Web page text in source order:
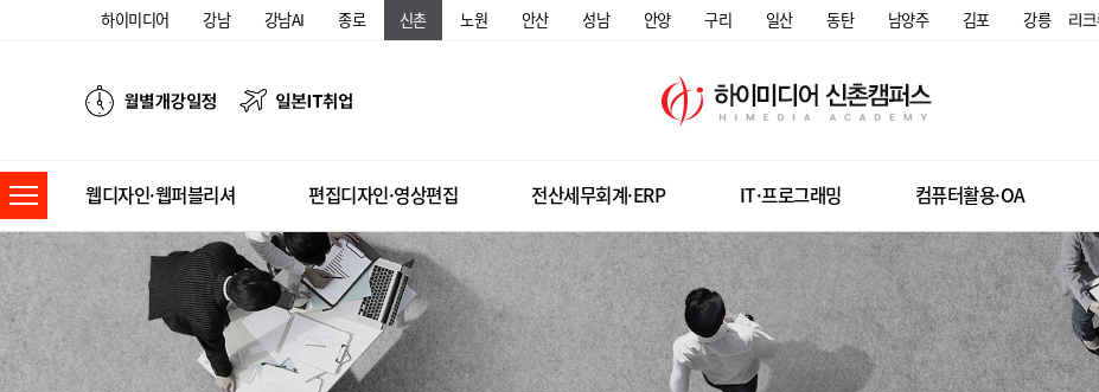
하이미디어 강남 강남AI 종로 신촌 노원 안산 성남 안양 구리 일산 동탄 남양주 김포 강릉
웹디자인·웹퍼블리셔 편집디자인·영상편집 전산세무회계·ERP IT·프로그래밍 컴퓨터활용·OA